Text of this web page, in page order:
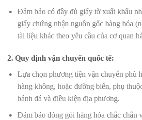
Đảm bảo có đầy đủ giấy tờ xuất khẩu
giấy chứng nhận nguồn gốc hàng hóa
tài liệu khác theo yêu cầu của cơ quan
2. Quy định vận chuyển quốc tế:
Lựa chọn phương tiện vận chuyển phù
hàng không, hoặc đường biển, phụ
bánh đá và điều kiện địa phương.
Đảm bảo đóng gói hàng hóa chắc chắn